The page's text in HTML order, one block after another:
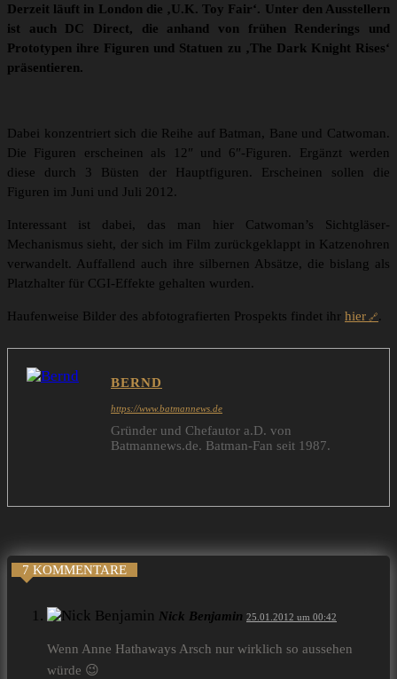
Derzeit läuft in London die ‚U.K. Toy Fair‘. Unter den Ausstellern
ist auch DC Direct, die anhand von frühen Renderings und
Prototypen ihre Figuren und Statuen zu ‚The Dark Knight Rises‘
präsentieren.
Dabei konzentriert sich die Reihe auf Batman, Bane und Catwoman.
Die Figuren erscheinen als 12″ und 6″-Figuren. Ergänzt werden
diese durch 3 Büsten der Hauptfiguren. Erscheinen sollen die
Figuren im Juni und Juli 2012.
Interessant ist dabei, das man hier Catwoman’s Sichtgläser-
Mechanismus sieht, der sich im Film zurückgeklappt in Katzenohren
verwandelt. Auffallend auch ihre silbernen Absätze, die bislang als
Platzhalter für CGI-Effekte gehalten wurden.
Haufenweise Bilder des abfotografierten Prospekts findet ihr hier .
BERND
https://www.batmannews.de
Gründer und Chefautor a.D. von
Batmannews.de. Batman-Fan seit 1987.
7 KOMMENTARE
Nick Benjamin 25.01.2012 um 00:42
Wenn Anne Hathaways Arsch nur wirklich so aussehen
würde 😉